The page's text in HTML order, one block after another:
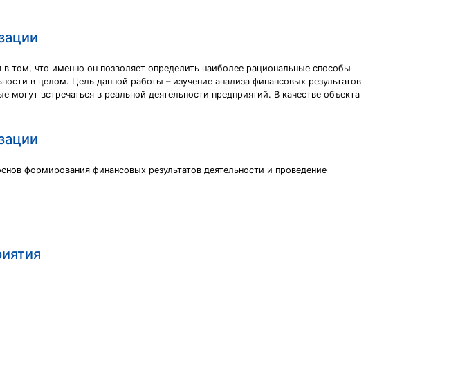
в том, что именно он позволяет определить наиболее рациональные способы
в целом. Цель данной работы – изучение анализа финансовых результатов
встречаться в реальной деятельности предприятий. В качестве объекта
формирования финансовых результатов деятельности и проведение